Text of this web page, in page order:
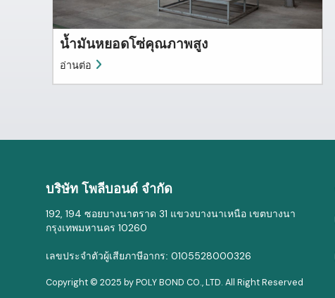
น้ำมันหยอดโซ่คุณภาพสูง
อ่านต่อ
บริษัท โพลีบอนด์ จำกัด
192, 194 ซอยบางนาตราด31 แขวงบางนาเหนือ เขตบางนา
กรุงเทพมหานคร10260
เลขประจำตัวผู้เสียภาษีอากร:0105528000326
Copyright © 2025 by POLY BOND CO., LTD. All Right Reserved